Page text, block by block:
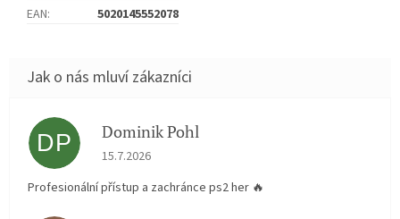
EAN: 5020145552078
DP Dominik Pohl
Hodnocení obchodu je 5 z 5 hvězdiček.
15.7.2026
Profesionální přístup a zachránce ps2 her 🔥